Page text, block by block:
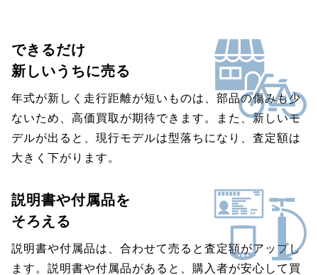
できるだけ
新しいうちに売る
年式が新しく走行距離が短いものは、部品の傷みも少
ないため、高価買取が期待できます。また、新しいモ
デルが出ると、現行モデルは型落ちになり、査定額は
大きく下がります。
説明書や付属品を
そろえる
説明書や付属品は、合わせて売ると査定額がアップし
ます。説明書や付属品があると、購入者が安心して買